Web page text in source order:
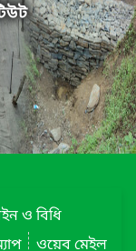
ও বিধি
ওয়েব মেইল